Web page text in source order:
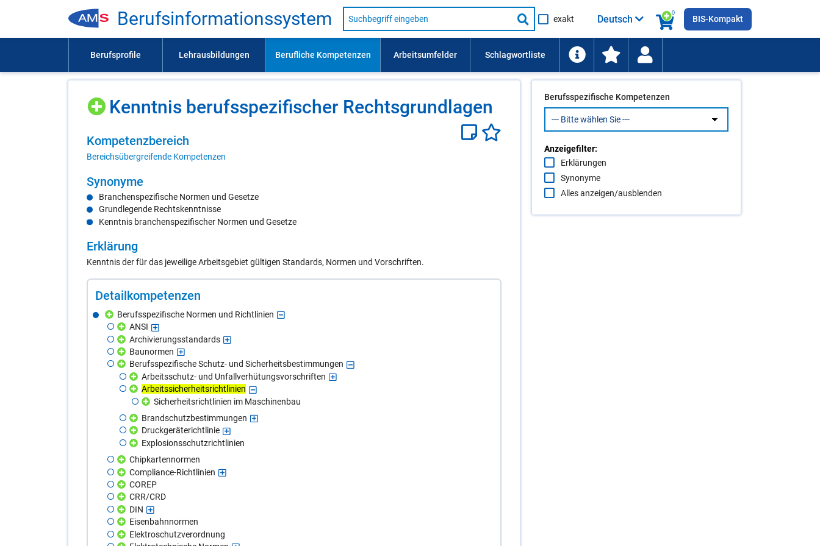
Be­rufs­in­for­ma­ti­ons­sys­tem
Suche
nach
Lehrausbildung,
usw.
Suche
starten
exakt
0
Deutsch BIS-Kompakt
Kennt­nis be­rufs­spe­zi­fi­scher Rechts­grund­la­gen
Kom­pe­tenz­be­reich
Bereichsübergreifende Kompetenzen
Syn­ony­me
Branchenspezifische Normen und Gesetze
Grundlegende Rechtskenntnisse
Kenntnis branchenspezifischer Normen und Gesetze
Er­klä­rung
Kenntnis der für das jeweilige Arbeitsgebiet gültigen Standards, Normen und Vorschriften.
De­tail­kom­pe­ten­zen
Berufsspezifische Normen und Richtlinien
ANSI
Archivierungsstandards
Baunormen
Berufsspezifische Schutz- und Sicherheitsbestimmungen
Arbeitsschutz- und Unfallverhütungsvorschriften
Arbeitssicherheitsrichtlinien
Sicherheitsrichtlinien im Maschinenbau
Brandschutzbestimmungen
Druckgeräterichtlinie
Explosionsschutzrichtlinien
Chipkartennormen
Compliance-Richtlinien
COREP
CRR/CRD
DIN
Eisenbahnnormen
Elektroschutzverordnung
Berufsspezifische Kompetenzen
Anzeigefilter:
Erklärungen
Synonyme
Alles anzeigen/ausblenden